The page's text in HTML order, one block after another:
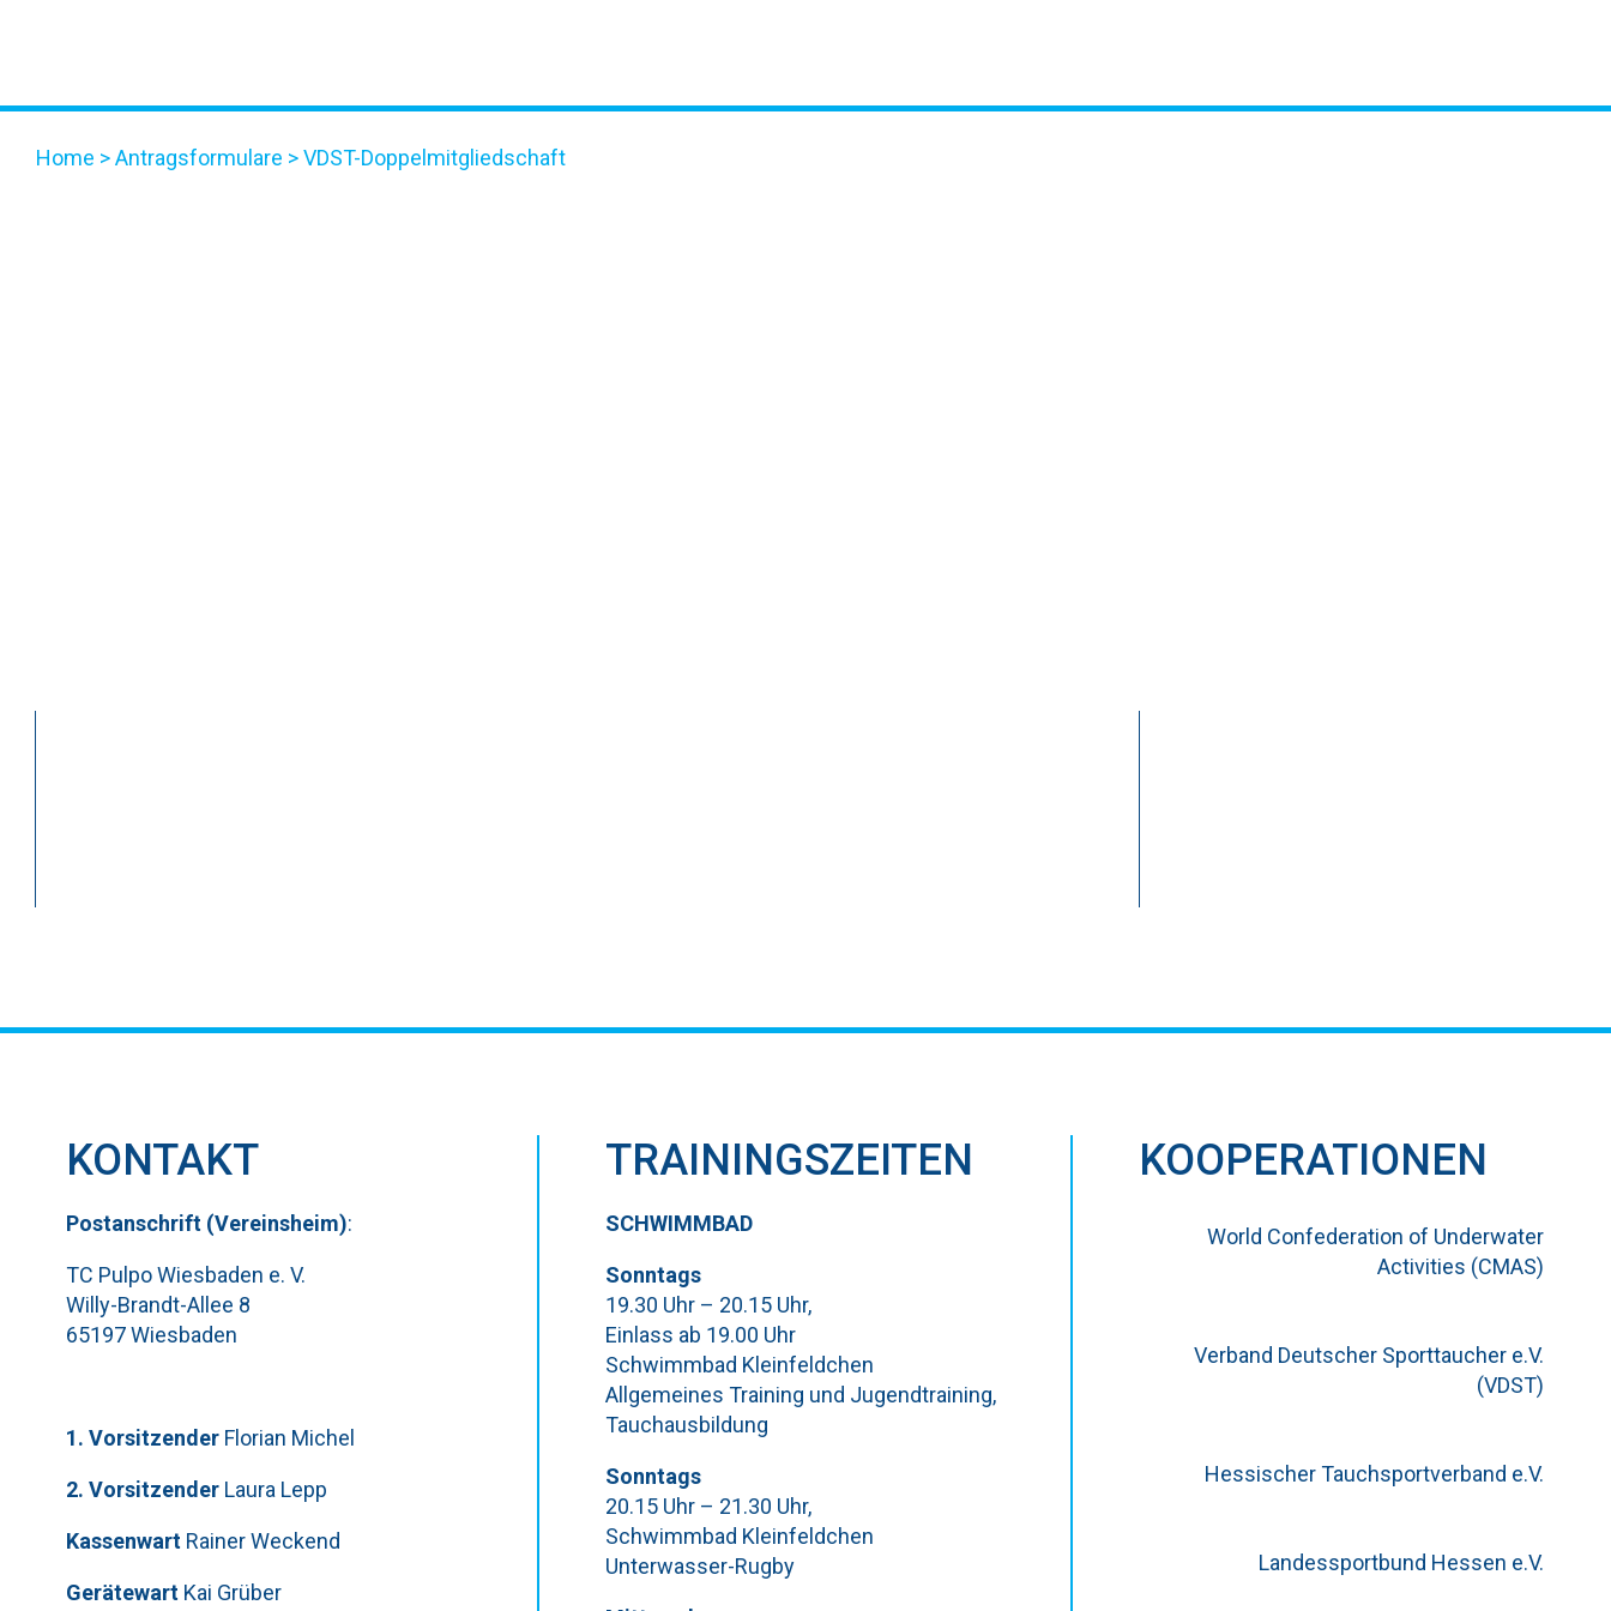
Home >Antragsformulare >VDST-Doppelmitgliedschaft
KONTAKT
Postanschrift (Vereinsheim):
TC Pulpo Wiesbaden e. V.
Willy-Brandt-Allee 8
65197 Wiesbaden
1. Vorsitzender Florian Michel
Bitte lasse dieses Feld leer.
2. Vorsitzender Laura Lepp
Kassenwart Rainer Weckend
Gerätewart Kai Grüber
TRAININGSZEITEN
SCHWIMMBAD
Sonntags
19.30 Uhr – 20.15 Uhr,
Einlass ab 19.00 Uhr
Schwimmbad Kleinfeldchen
Allgemeines Training und Jugendtraining,
Tauchausbildung
Sonntags
20.15 Uhr – 21.30 Uhr,
Schwimmbad Kleinfeldchen
Unterwasser-Rugby
KOOPERATIONEN
World Confederation of Underwater
Activities (CMAS)
Verband Deutscher Sporttaucher e.V.
(VDST)
Hessischer Tauchsportverband e.V.
Landessportbund Hessen e.V.